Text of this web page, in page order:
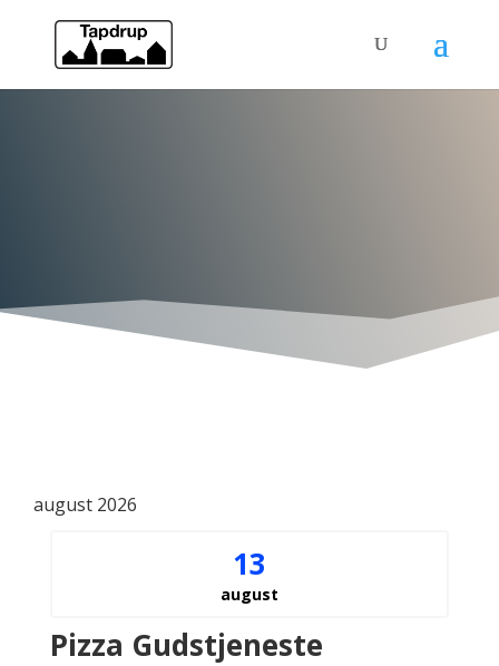
august 2026
13
august
Pizza Gudstjeneste